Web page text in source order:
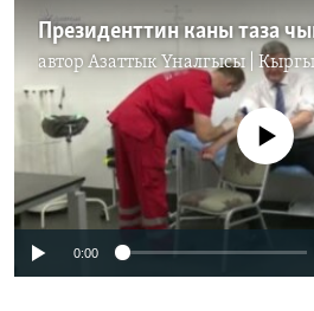
Президенттин каны таза
автор Азаттык Үналгысы | Кыргызстан:
No media source
0:00